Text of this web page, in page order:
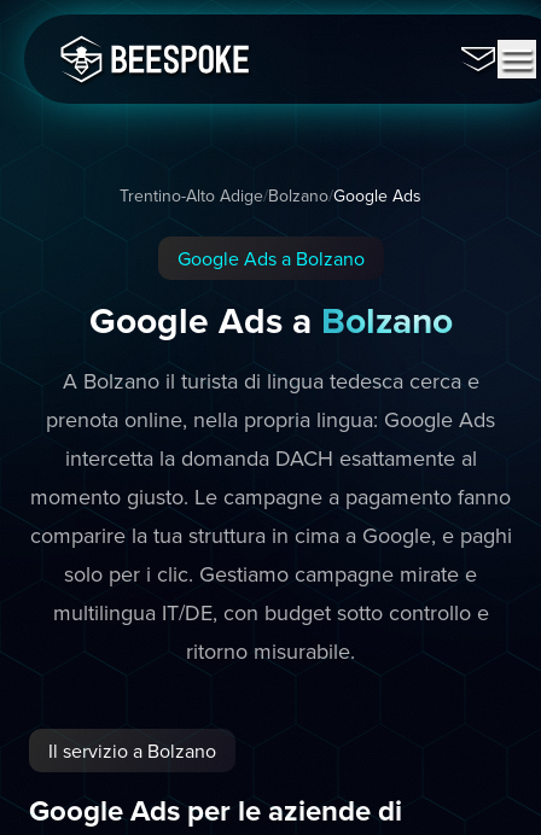
Trentino-Alto Adige/Bolzano/Google Ads
Google Ads a Bolzano
Google Ads a Bolzano
A Bolzano il turista di lingua tedesca cerca e
prenota online, nella propria lingua: Google Ads
intercetta la domanda DACH esattamente al
momento giusto. Le campagne a pagamento fanno
comparire la tua struttura in cima a Google, e paghi
solo per i clic. Gestiamo campagne mirate e
multilingua IT/DE, con budget sotto controllo e
ritorno misurabile.
Il servizio a Bolzano
Google Ads per le aziende di